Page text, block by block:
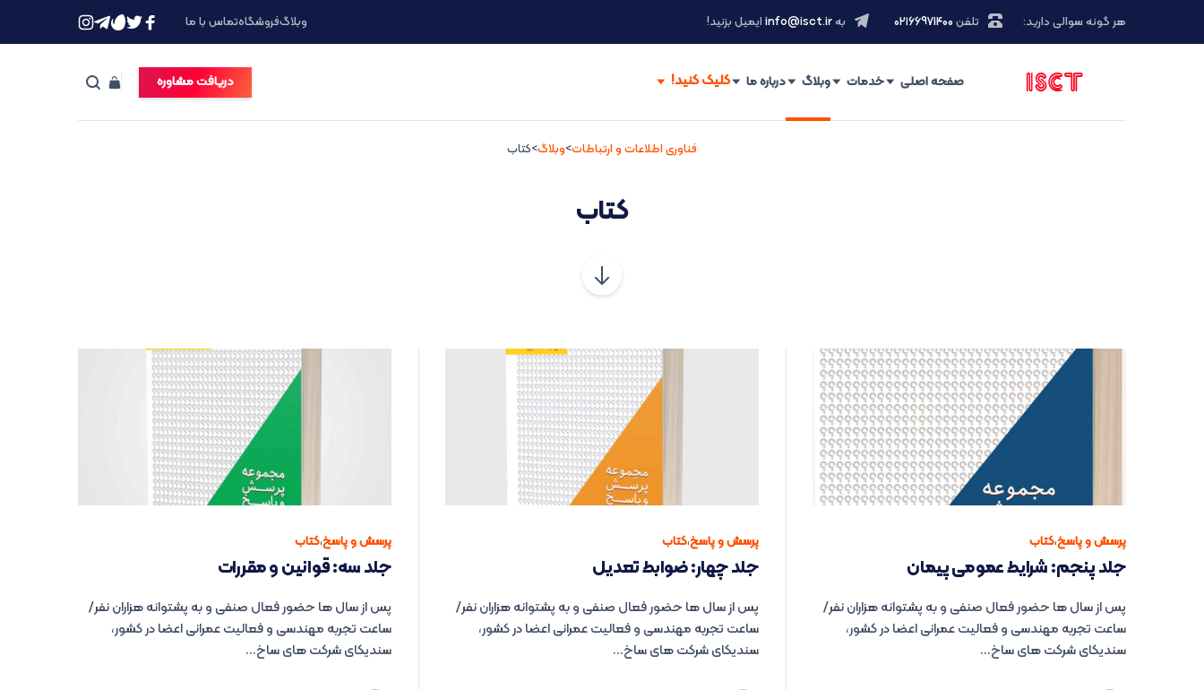
هر گونه سوالی دارید: تلفن ۰۲۱66971400 بهinfo@isct.ir ایمیل بزنید! وبلاگفروشگاهتماس با ما
صفحه اصلی خدمات وبلاگ درباره ما دریافت مشاوره
فناوری اطلاعات و ارتباطات>وبلاگ>کتاب
کتاب
پرسش و پاسخ،کتاب
جلد پنجم: شرایط عمومی پیمان
پس از سال ها حضور فعال صنفی و به پشتوانه هزاران نفر/
ساعت تجربه مهندسی و فعالیت عمرانی اعضا در کشور،
سندیکای شرکت های ساخ...
پرسش و پاسخ،کتاب
جلد چهار: ضوابط تعدیل
پس از سال ها حضور فعال صنفی و به پشتوانه هزاران نفر/
ساعت تجربه مهندسی و فعالیت عمرانی اعضا در کشور،
سندیکای شرکت های ساخ...
پرسش و پاسخ،کتاب
جلد سه: قوانین و مقررات
پس از سال ها حضور فعال صنفی و به پشتوانه هزاران نفر/
ساعت تجربه مهندسی و فعالیت عمرانی اعضا در کشور،
سندیکای شرکت های ساخ...